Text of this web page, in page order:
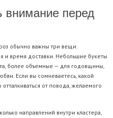
внимание перед
обычно важны три вещи:
и время доставки. Небольшие букеты
более объемные — для годовщины,
Если вы сомневаетесь, какой
от повода, желаемого
направлений внутри кластера,